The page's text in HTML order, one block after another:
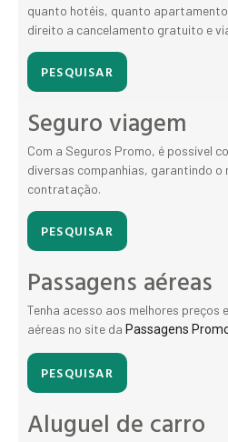
quanto hotéis, quanto
direito a cancelamento gratuito e
PESQUISAR
Seguro viagem
Com a Seguros Promo, é possível
diversas companhias, garantindo o
contratação.
PESQUISAR
Passagens aéreas
Tenha acesso aos melhores preços
aéreas no site da Passagens
PESQUISAR
Aluguel de carro